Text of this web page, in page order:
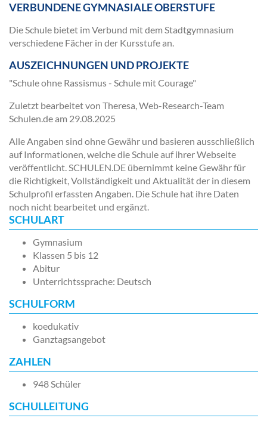
VERBUNDENE GYMNASIALE OBERSTUFE
Die Schule bietet im Verbund mit dem Stadtgymnasium
verschiedene Fächer in der Kursstufe an.
AUSZEICHNUNGEN UND PROJEKTE
"Schule ohne Rassismus - Schule mit Courage"
Zuletzt bearbeitet von Theresa, Web-Research-Team
Schulen.de am 29.08.2025
Alle Angaben sind ohne Gewähr und basieren ausschließlich
auf Informationen, welche die Schule auf ihrer Webseite
veröffentlicht. SCHULEN.DE übernimmt keine Gewähr für
die Richtigkeit, Vollständigkeit und Aktualität der in diesem
Schulprofil erfassten Angaben. Die Schule hat ihre Daten
noch nicht bearbeitet und ergänzt.
SCHULART
Gymnasium
Klassen 5 bis 12
Abitur
Unterrichtssprache: Deutsch
SCHULFORM
koedukativ
Ganztagsangebot
ZAHLEN
948 Schüler
SCHULLEITUNG